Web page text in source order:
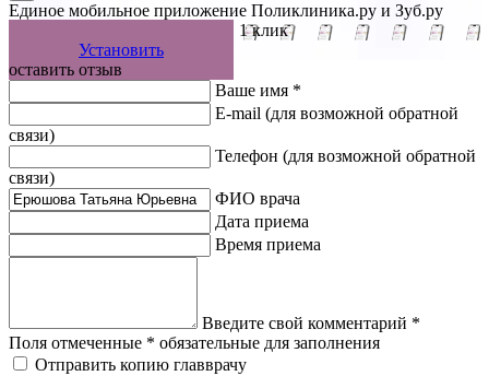
Единое мобильное приложение Поликлиника.ру и Зуб.ру
Управляйте записью к врачу в 1 клик
Установить
оставить отзыв
Ваше имя *
E-mail (для возможной обратной
связи)
Телефон (для возможной обратной
связи)
ФИО врача
Дата приема
Время приема
Введите свой комментарий *
Поля отмеченные * обязательные для заполнения
Отправить копию главврачу